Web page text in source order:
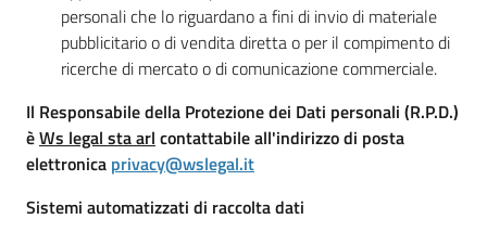
personali che lo riguardano a fini di invio di materiale
pubblicitario o di vendita diretta o per il compimento di
ricerche di mercato o di comunicazione commerciale.
Il Responsabile della Protezione dei Dati personali (R.P.D.)
èWs legal sta arl contattabile all'indirizzo di posta
elettronica privacy@wslegal.it
Sistemi automatizzati di raccolta dati